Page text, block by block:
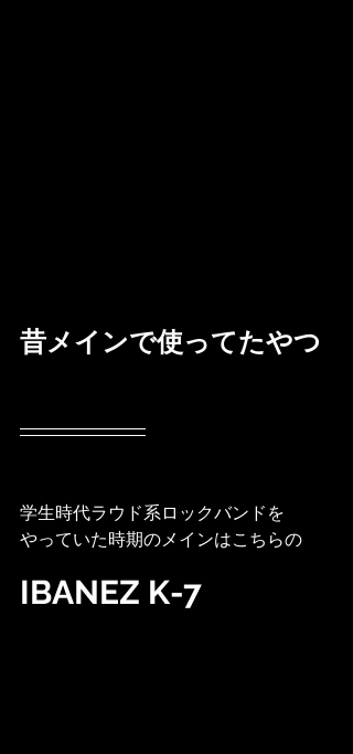
昔メインで使ってたやつ
学生時代ラウド系ロックバンドを
やっていた時期のメインはこちらの
IBANEZ K-7